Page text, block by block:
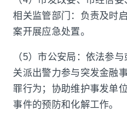
相关监管部门：负责及时
案开展应急处置。
（5）市公安局：依法参
关派出警力参与突发金融
罪行为；协助维护事发单
事件的预防和化解工作。